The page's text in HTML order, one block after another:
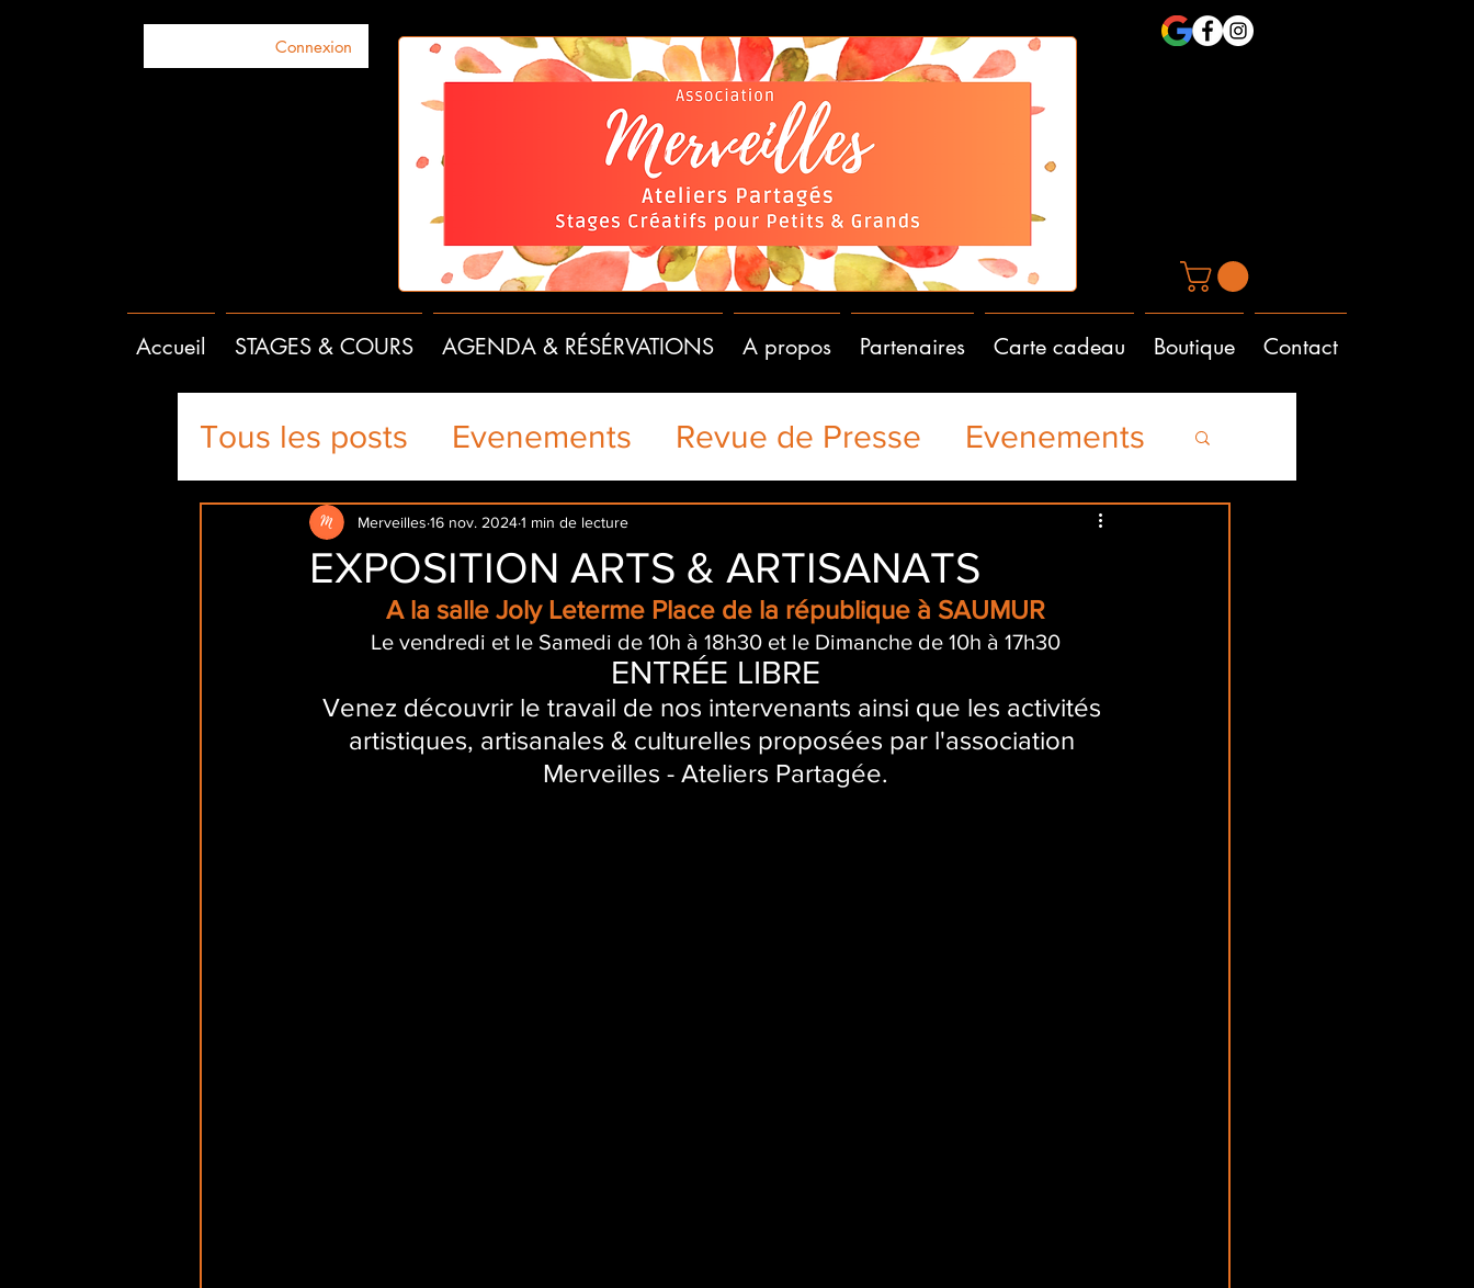
Connexion
Accueil STAGES & COURS AGENDA & RÉSÉRVATIONS A propos Partenaires Carte cadeau Boutique Contact
Tous les posts Evenements Revue de Presse Evenements
EXPOSITION ARTS & ARTISANATS
Merveilles 16 nov. 20241 min de lecture
A la salle Joly Leterme Place de la république à SAUMUR
Le vendredi et le Samedi de 10h à 18h30 et le Dimanche de 10h à 17h30
ENTRÉE LIBRE
Venez découvrir le travail de nos intervenants ainsi que les activités
artistiques, artisanales & culturelles proposées par l'association
Merveilles - Ateliers Partagée.